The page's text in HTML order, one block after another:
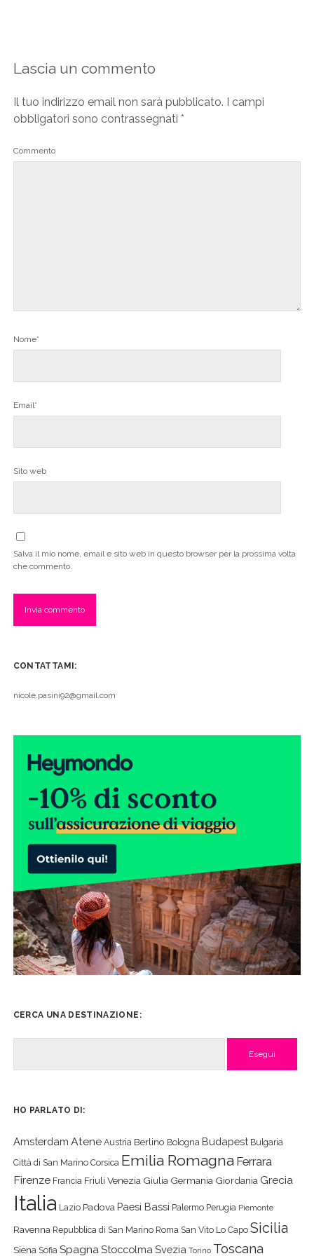
Lascia un commento
Il tuo indirizzo email non sarà pubblicato. I campi
obbligatori sono contrassegnati *
Commento
Nome*
Email*
Sito web
Salva il mio nome, email e sito web in questo browser per la prossima volta
che commento.
CONTATTAMI:
nicole.pasini92@gmail.com
CERCA UNA DESTINAZIONE:
HO PARLATO DI:
Amsterdam Atene Austria Berlino Bologna Budapest Bulgaria
Città di San Marino Corsica Emilia Romagna Ferrara
Firenze Francia Friuli Venezia Giulia Germania Giordania Grecia
Italia Lazio Padova Paesi Bassi Palermo Perugia Piemonte
Ravenna Repubblica di San Marino Roma San Vito Lo Capo Sicilia
Siena Sofia SpagnaStoccolma Svezia Torino Toscana